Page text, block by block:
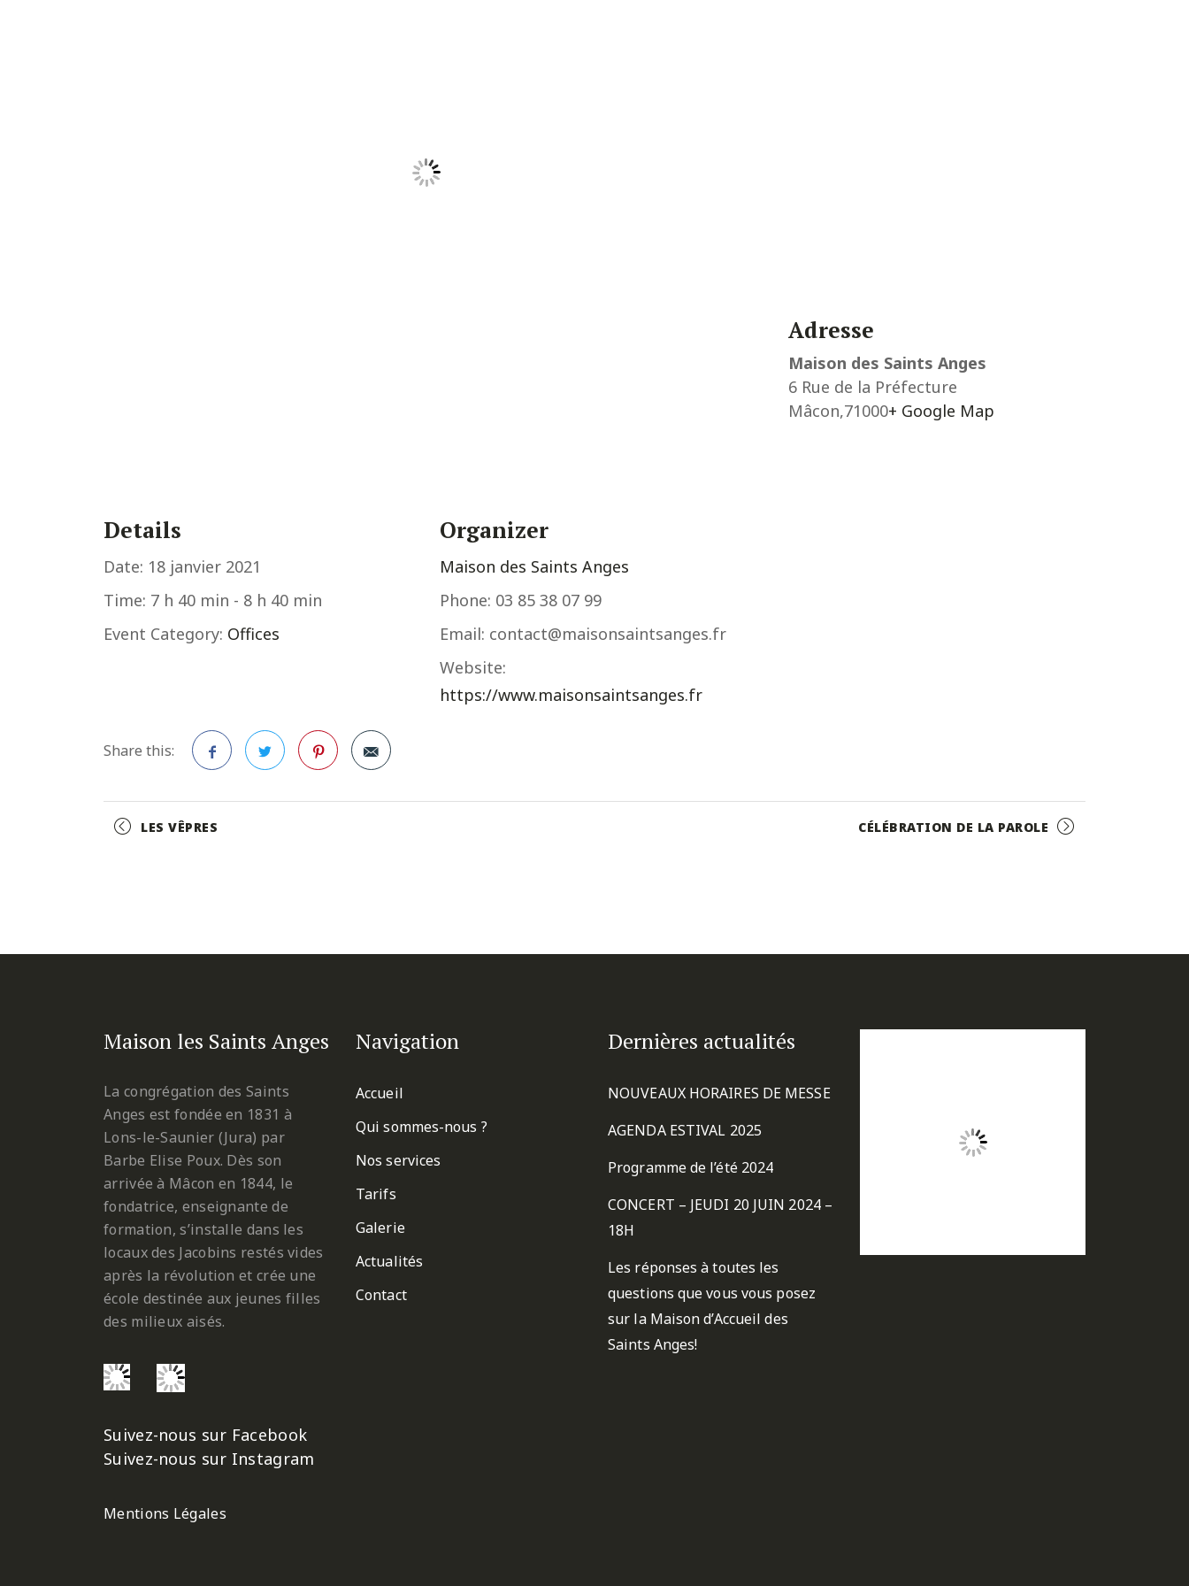
Details
Date: 18 janvier 2021
Time: 7 h 40 min - 8 h 40 min
Event Category: Offices
Organizer
Maison des Saints Anges
Phone: 03 85 38 07 99
Email: contact@maisonsaintsanges.fr
Website:
https://www.maisonsaintsanges.fr
Share this:
Adresse
Maison des Saints Anges
6 Rue de la Préfecture
Mâcon,71000+ Google Map
Event
LES VÊPRES CÉLÉBRATION DE LA PAROLE
Maison les Saints Anges
La congrégation des Saints
Anges est fondée en 1831 à
Lons-le-Saunier (Jura) par
Barbe Elise Poux. Dès son
arrivée à Mâcon en 1844, le
fondatrice, enseignante de
formation, s’installe dans les
locaux des Jacobins restés vides
après la révolution et crée une
école destinée aux jeunes filles
des milieux aisés.
Suivez-nous sur Facebook
Suivez-nous sur Instagram
Mentions Légales
Navigation
Accueil
Qui sommes-nous ?
Nos services
Tarifs
Galerie
Actualités
Contact
Dernières actualités
NOUVEAUX HORAIRES DE MESSE
AGENDA ESTIVAL 2025
Programme de l’été 2024
CONCERT – JEUDI 20 JUIN 2024 –
18H
Les réponses à toutes les
questions que vous vous posez
sur la Maison d’Accueil des
Saints Anges!